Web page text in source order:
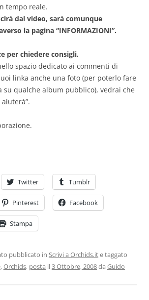
tempo reale.
dal video, sarà comunque
la pagina “INFORMAZIONI”.
per chiedere consigli.
spazio dedicato ai commenti di
linka anche una foto (per poterlo fare
su qualche album pubblico), vedrai che
Twitter Tumblr
Pinterest Facebook
Stampa
pubblicato in Scrivi a Orchids.ite taggato
,Orchids, posta il3 Ottobre, 2008da Guido